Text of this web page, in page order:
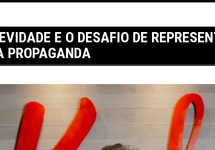
E O DESAFIO DE
PROPAGANDA